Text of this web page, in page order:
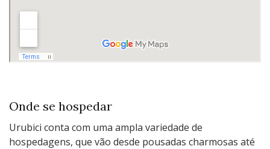
Onde se hospedar
Urubici conta com uma ampla variedade de
hospedagens, que vão desde pousadas charmosas até